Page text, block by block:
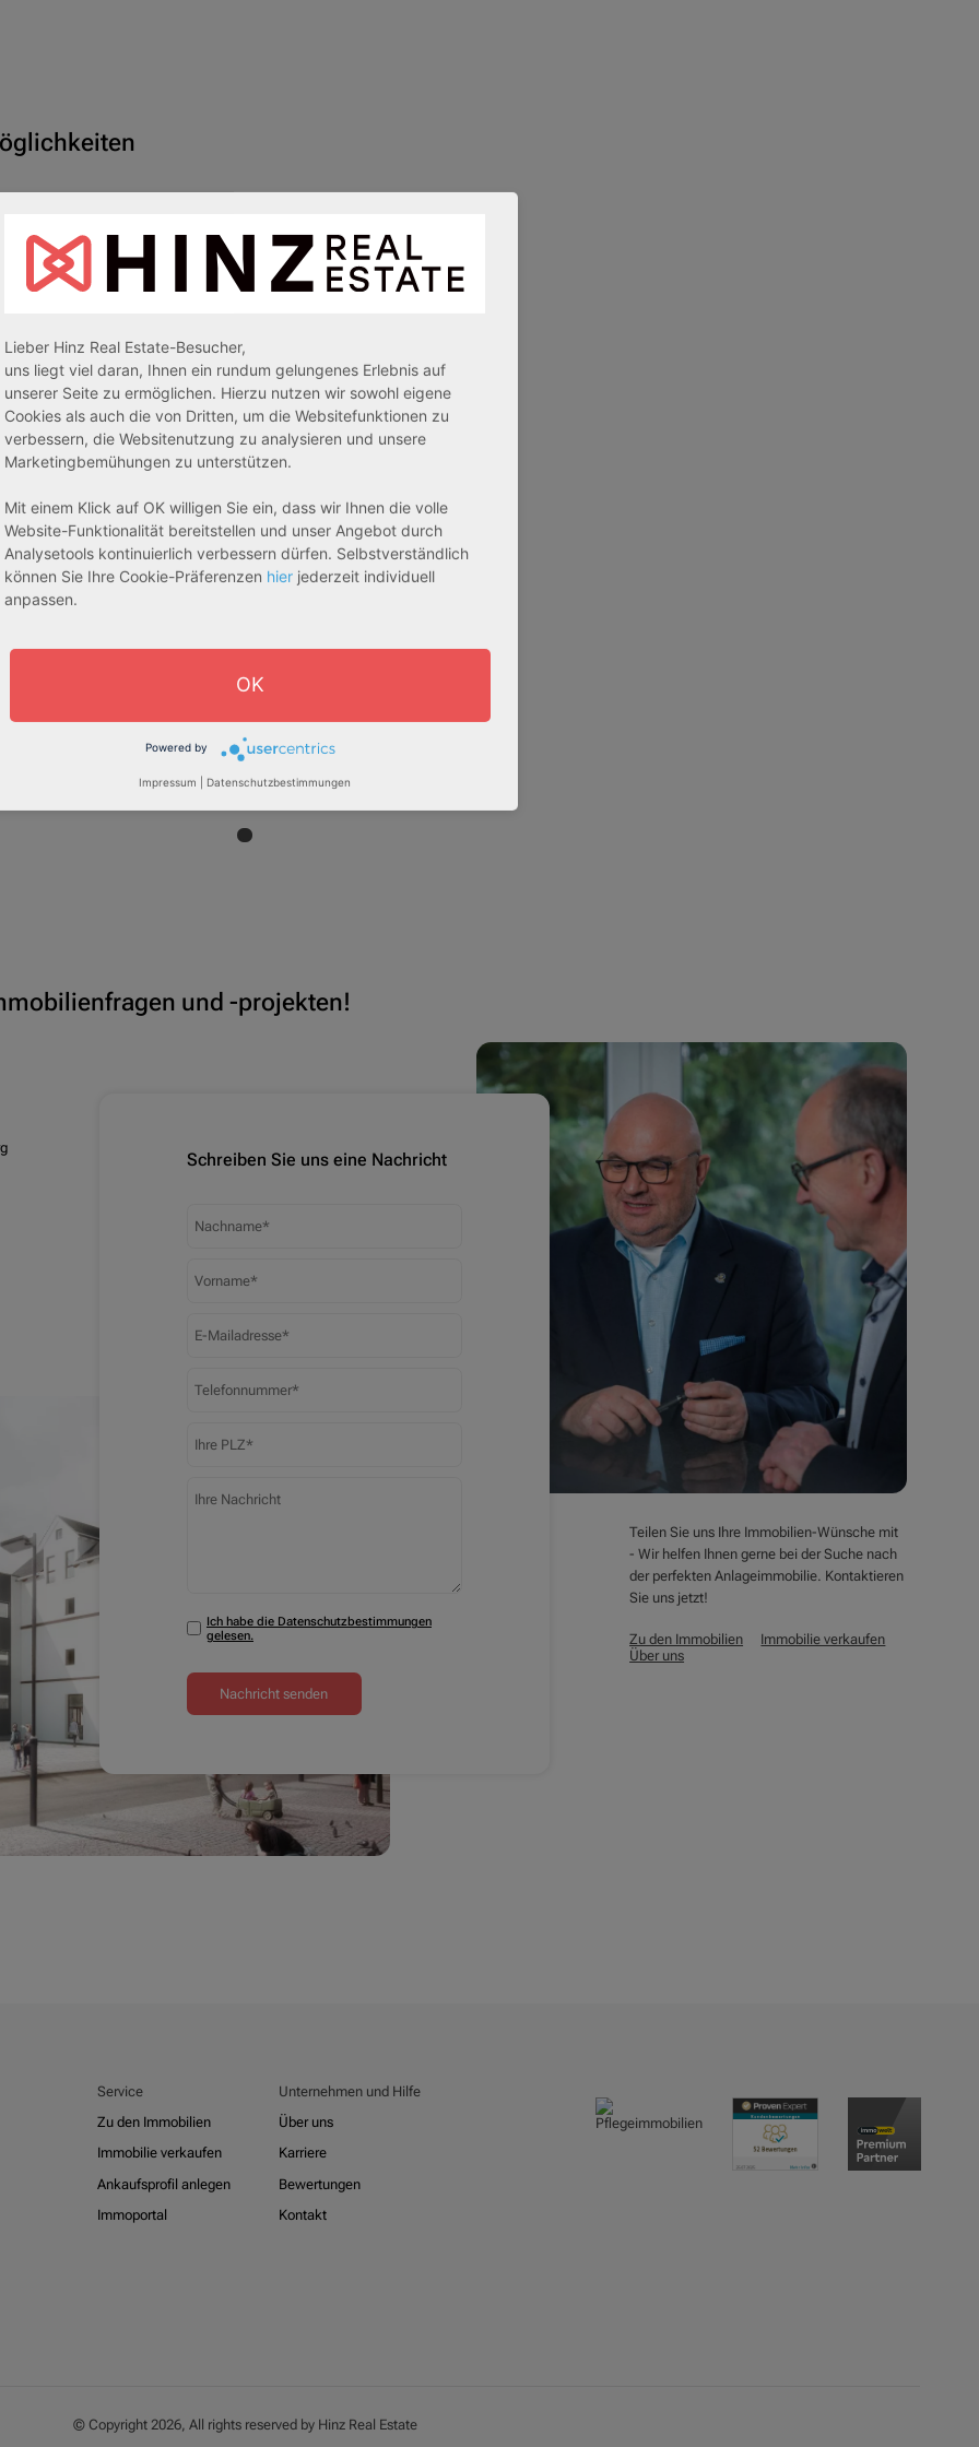
und -projekten!
Schreiben Sie uns eine Nachricht
Datenschutzbestimmungen zustimmen
Ich habe die Datenschutzbestimmungen
gelesen.
Nachricht senden
Teilen Sie uns Ihre Immobilien-Wünsche mit
- Wir helfen Ihnen gerne bei der Suche nach
der perfekten Anlageimmobilie. Kontaktieren
Sie uns jetzt!
Zu den Immobilien
Immobilie verkaufen
Über uns
Service
Zu den Immobilien
Immobilie verkaufen
Ankaufsprofil anlegen
Immoportal
Unternehmen und Hilfe
Über uns
Karriere
Bewertungen
Kontakt
© Copyright 2026, All rights reserved by Hinz Real Estate
Lieber Hinz Real Estate-Besucher,
uns liegt viel daran, Ihnen ein rundum gelungenes Erlebnis auf
unserer Seite zu ermöglichen. Hierzu nutzen wir sowohl eigene
Cookies als auch die von Dritten, um die Websitefunktionen zu
verbessern, die Websitenutzung zu analysieren und unsere
Marketingbemühungen zu unterstützen.
Mit einem Klick auf OK willigen Sie ein, dass wir Ihnen die volle
Website-Funktionalität bereitstellen und unser Angebot durch
Analysetools kontinuierlich verbessern dürfen. Selbstverständlich
können Sie Ihre Cookie-Präferenzen hier jederzeit individuell
anpassen.
OK
Powered by
Impressum Datenschutzbestimmungen